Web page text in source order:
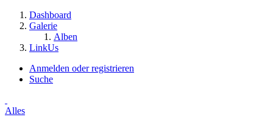
Dashboard
Galerie
Alben
LinkUs
Anmelden oder registrieren
Suche
Alles